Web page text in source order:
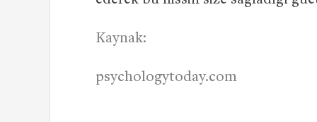
Kaynak:
psychologytoday.com